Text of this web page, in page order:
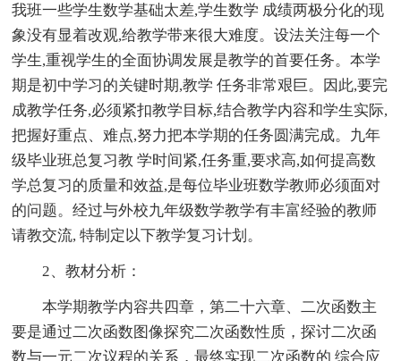
我班一些学生数学基础太差,学生数学 成绩两极分化的现
象没有显着改观,给教学带来很大难度。设法关注每一个
学生,重视学生的全面协调发展是教学的首要任务。本学
期是初中学习的关键时期,教学 任务非常艰巨。因此,要完
成教学任务,必须紧扣教学目标,结合教学内容和学生实际,
把握好重点、难点,努力把本学期的任务圆满完成。九年
级毕业班总复习教 学时间紧,任务重,要求高,如何提高数
学总复习的质量和效益,是每位毕业班数学教师必须面对
的问题。经过与外校九年级数学教学有丰富经验的教师
请教交流, 特制定以下教学复习计划。
2、教材分析：
本学期教学内容共四章，第二十六章、二次函数主
要是通过二次函数图像探究二次函数性质，探讨二次函
数与一元二次议程的关系，最终实现二次函数的 综合应